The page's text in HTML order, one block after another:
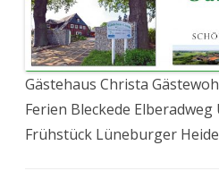
Gästehaus Christa
Ferien Bleckede
Frühstück Lüneburger Heide